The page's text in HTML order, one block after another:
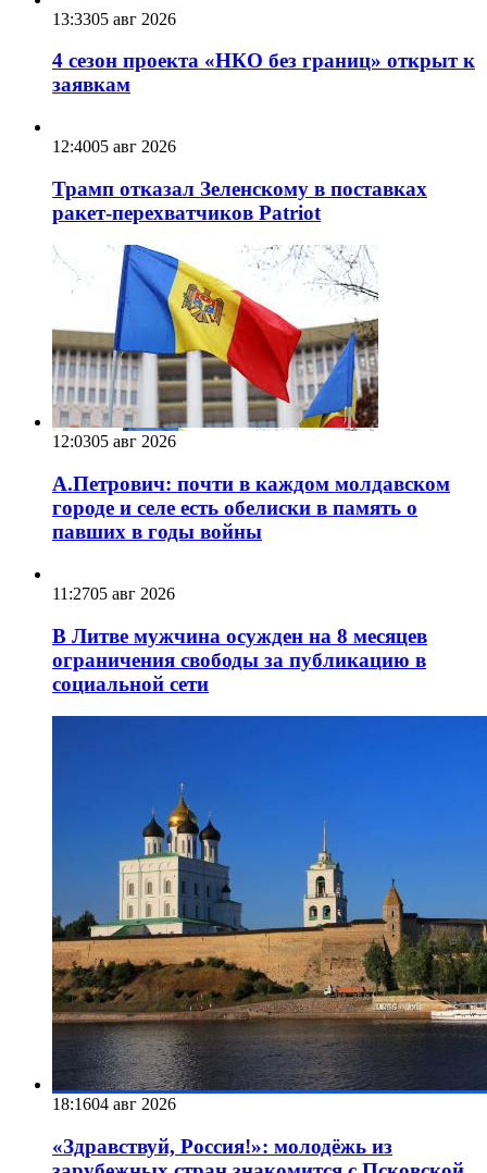
13:3305 авг 2026
4 сезон проекта «НКО без границ» открыт к
заявкам
12:4005 авг 2026
Трамп отказал Зеленскому в поставках
ракет-перехватчиков Patriot
12:0305 авг 2026
А.Петрович: почти в каждом молдавском
городе и селе есть обелиски в память о
павших в годы войны
11:2705 авг 2026
В Литве мужчина осужден на 8 месяцев
ограничения свободы за публикацию в
социальной сети
18:1604 авг 2026
«Здравствуй, Россия!»: молодёжь из